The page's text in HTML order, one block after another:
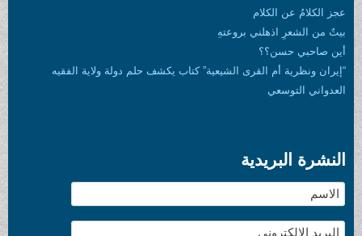
عجز الكلامُ عن الكلام
بيتٌ من الشعرِ اذهلني بروعتهِ
أين صاحبي حسن؟؟
“إيران ونظرية أم القرى الشيعية” كتاب يكشف حلم دولة ولاية الفقيه
العدواني التوسعي
النشرة البريدية